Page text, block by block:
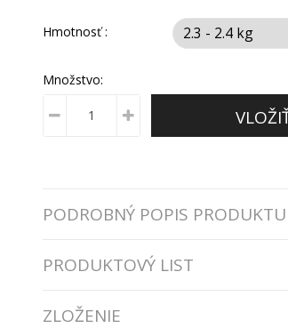
Hmotnosť :
Množstvo:
PODROBNÝ POPIS PRODUKTU
PRODUKTOVÝ LIST
ZLOŽENIE